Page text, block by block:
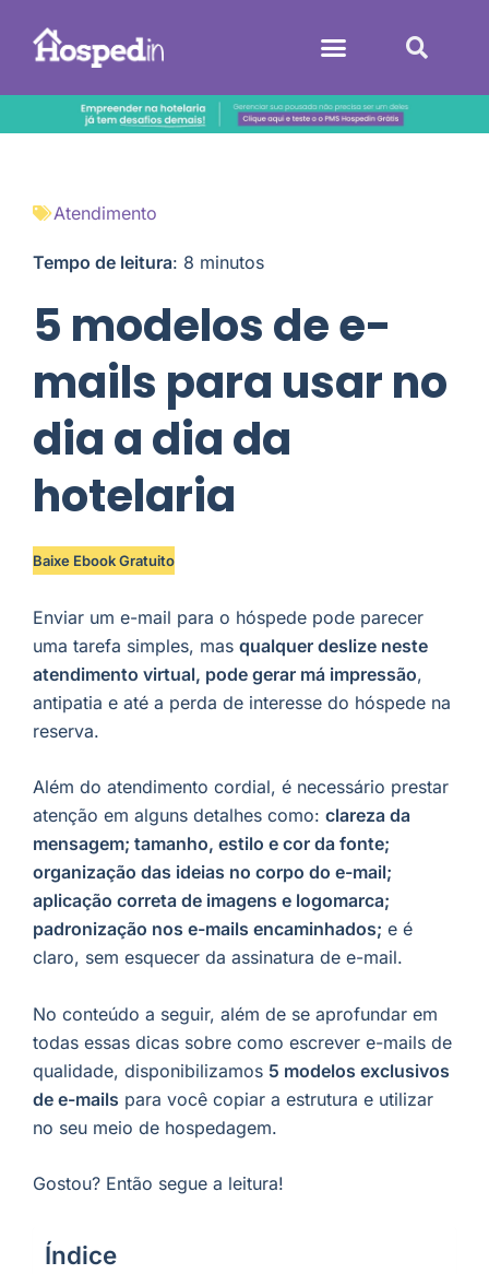
Atendimento
Tempo de leitura: 8 minutos
5 modelos de e-
mails para usar no
dia a dia da
hotelaria
Baixe Ebook Gratuito
Enviar um e-mail para o hóspede pode parecer
uma tarefa simples, mas qualquer deslize neste
atendimento virtual, pode gerar má impressão,
antipatia e até a perda de interesse do hóspede na
reserva.
Além do atendimento cordial, é necessário prestar
atenção em alguns detalhes como: clareza da
mensagem; tamanho, estilo e cor da fonte;
organização das ideias no corpo do e-mail;
aplicação correta de imagens e logomarca;
padronização nos e-mails encaminhados; e é
claro, sem esquecer da assinatura de e-mail.
No conteúdo a seguir, além de se aprofundar em
todas essas dicas sobre como escrever e-mails de
qualidade, disponibilizamos 5 modelos exclusivos
de e-mails para você copiar a estrutura e utilizar
no seu meio de hospedagem.
Gostou? Então segue a leitura!
Índice